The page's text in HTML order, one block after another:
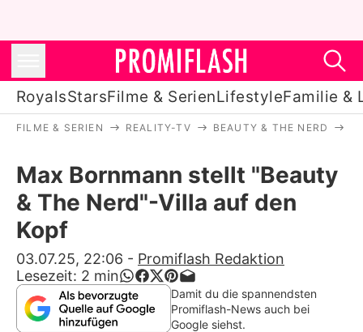
RoyalsStarsFilme & SerienLifestyleFamilie &
Stars
Filme & Serien
Lifestyle
Familie & Liebe
Promiflash Exklusiv
FILME & SERIEN REALITY-TV BEAUTY & THE NERD
Max Bornmann stellt "Beauty
& The Nerd"-Villa auf den
Kopf
03.07.25, 22:06 - Promiflash Redaktion
Lesezeit: 2 min
Damit du die spannendsten
Promiflash-News auch bei
Google siehst.